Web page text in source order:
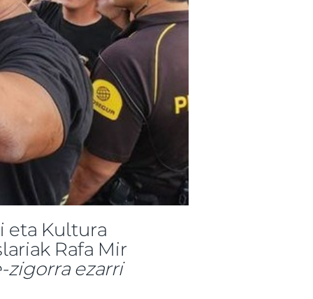
eta Kultura
Rafa Mir
zigorra ezarri